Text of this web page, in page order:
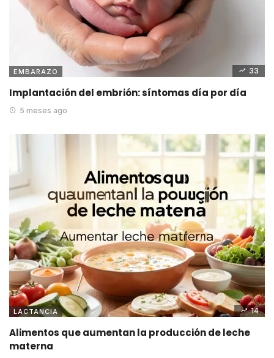
EMBARAZO 33
Implantación del embrión: síntomas día por día
5 meses ago
LACTANCIA 14
Alimentos que aumentan la producción de leche
materna